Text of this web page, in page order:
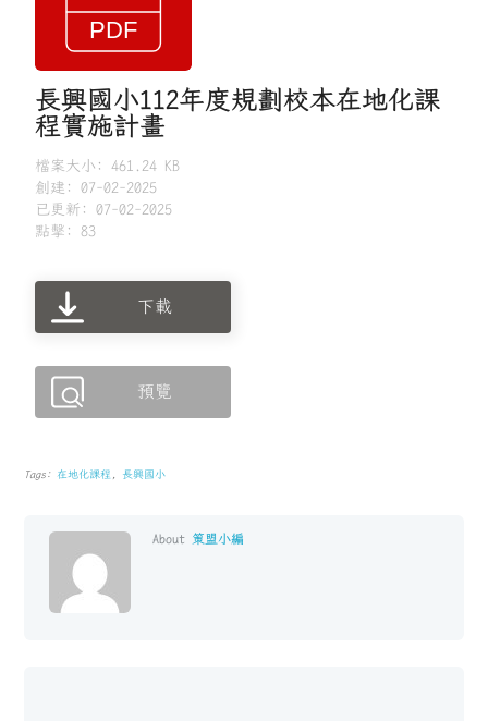
長興國⼩112年度規劃校本在地化課
程實施計畫
檔案大小: 461.24 KB
創建: 07-02-2025
已更新: 07-02-2025
點擊: 83
下載
預覽
Tags:在地化課程 , 長興國小
About 策盟小編